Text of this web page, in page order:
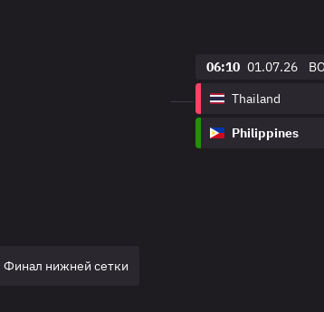
06:10 01.07.26
Thailand
Philippines
Финал нижней сетки